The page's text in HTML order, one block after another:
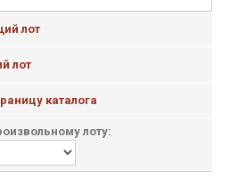
лот
лот
каталога
лоту: